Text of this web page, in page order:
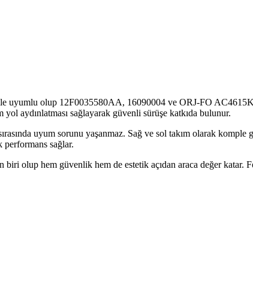
uyumlu olup 12F0035580AA, 16090004 ve ORJ-FO
aydınlatması sağlayarak güvenli sürüşe katkıda bulunur.
uyum sorunu yaşanmaz. Sağ ve sol takım olarak komple
performans sağlar.
biri olup hem güvenlik hem de estetik açıdan araca değer